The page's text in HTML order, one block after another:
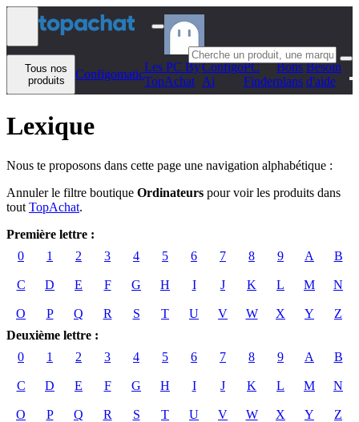
Aller au contenu
Tous nos
produits
Configomatic
Les PC By
TopAchat
Configo
Ai
PC
Finder
Bons
plans
Besoin
d'aide
Lexique
Nous te proposons dans cette page une navigation alphabétique :
Annuler le filtre boutique Ordinateurs pour voir les produits dans
tout TopAchat.
Première lettre :
0
1 2 3 4 5 6 7 8 9 A B
C D E F G H I J K L M N
O P Q R S T U V W X Y
Z
Deuxième lettre :
0
1 2 3 4 5 6 7 8 9 A B
C D E F G H I J K L M N
O P Q R S T U V W X Y Z